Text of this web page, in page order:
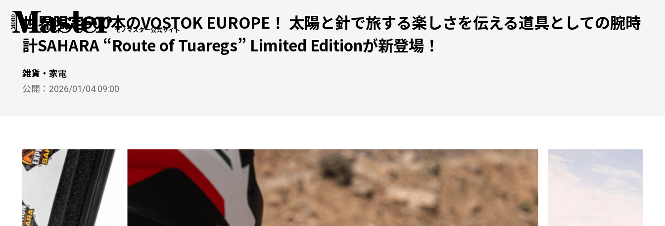
モノマスター公式サイト
世界限定500本のVOSTOK EUROPE！ 太陽と針で旅する楽しさを伝える道具としての腕時
計SAHARA “Route of Tuaregs” Limited Editionが新登場！
雑貨・家電
公開： 2026/01/04 09:00